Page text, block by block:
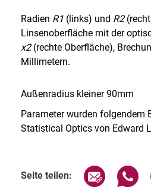
Radien R1 (links) und R2
Linsenoberfläche mit der
x2(rechte Oberfläche),
Millimetern.
Außenradius kleiner 90mm
Parameter wurden folgendem
Statistical Optics von Edward
Seite teilen: Seite